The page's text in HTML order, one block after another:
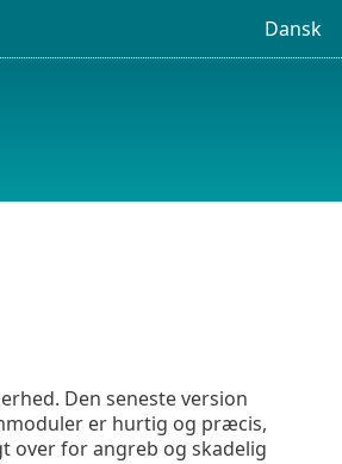
Dansk
Den seneste version
er hurtig og præcis,
over for angreb og skadelig